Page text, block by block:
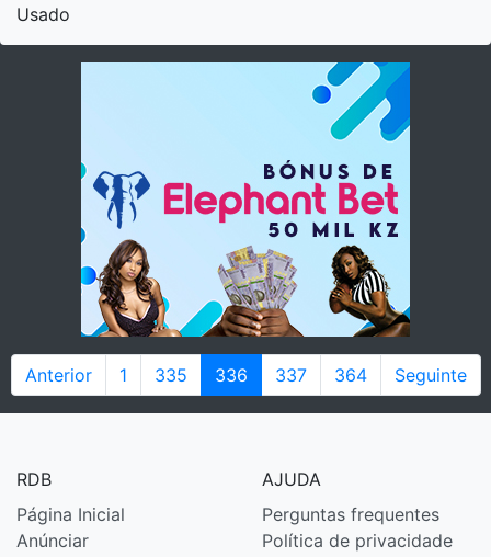
Usado
Anterior 1 335 336 337 364 Seguinte
RDB
Página Inicial
Anúnciar
AJUDA
Perguntas frequentes
Política de privacidade